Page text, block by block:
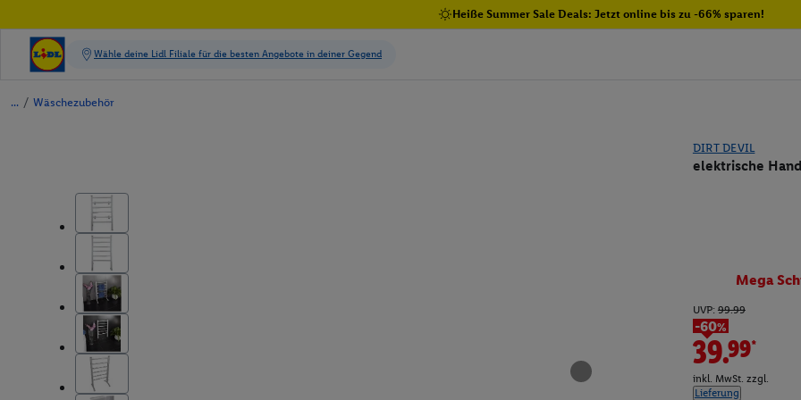
Heiße Summer Sale Deals: Jetzt online bis zu -66% sparen!
/ Wäschezubehör
DIRT DEVIL
elektrische
Mega
UVP: 99.99
-60%
39.99*
inkl. MwSt. zzgl.
Lieferung